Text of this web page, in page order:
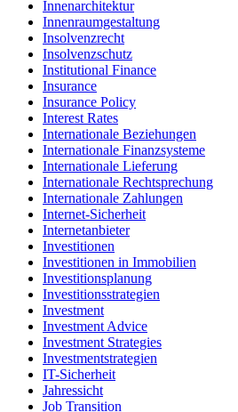
Innenarchitektur
Innenraumgestaltung
Insolvenzrecht
Insolvenzschutz
Institutional Finance
Insurance
Insurance Policy
Interest Rates
Internationale Beziehungen
Internationale Finanzsysteme
Internationale Lieferung
Internationale Rechtsprechung
Internationale Zahlungen
Internet-Sicherheit
Internetanbieter
Investitionen
Investitionen in Immobilien
Investitionsplanung
Investitionsstrategien
Investment
Investment Advice
Investment Strategies
Investmentstrategien
IT-Sicherheit
Jahressicht
Job Transition